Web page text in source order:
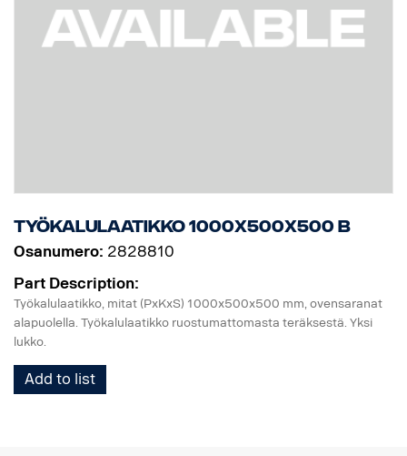
Työkalulaatikko 1000x500x500 B
Osanumero: 2828810
Part Description:
Työkalulaatikko, mitat (PxKxS) 1000x500x500 mm, ovensaranat
alapuolella. Työkalulaatikko ruostumattomasta teräksestä. Yksi
lukko.
Add to list